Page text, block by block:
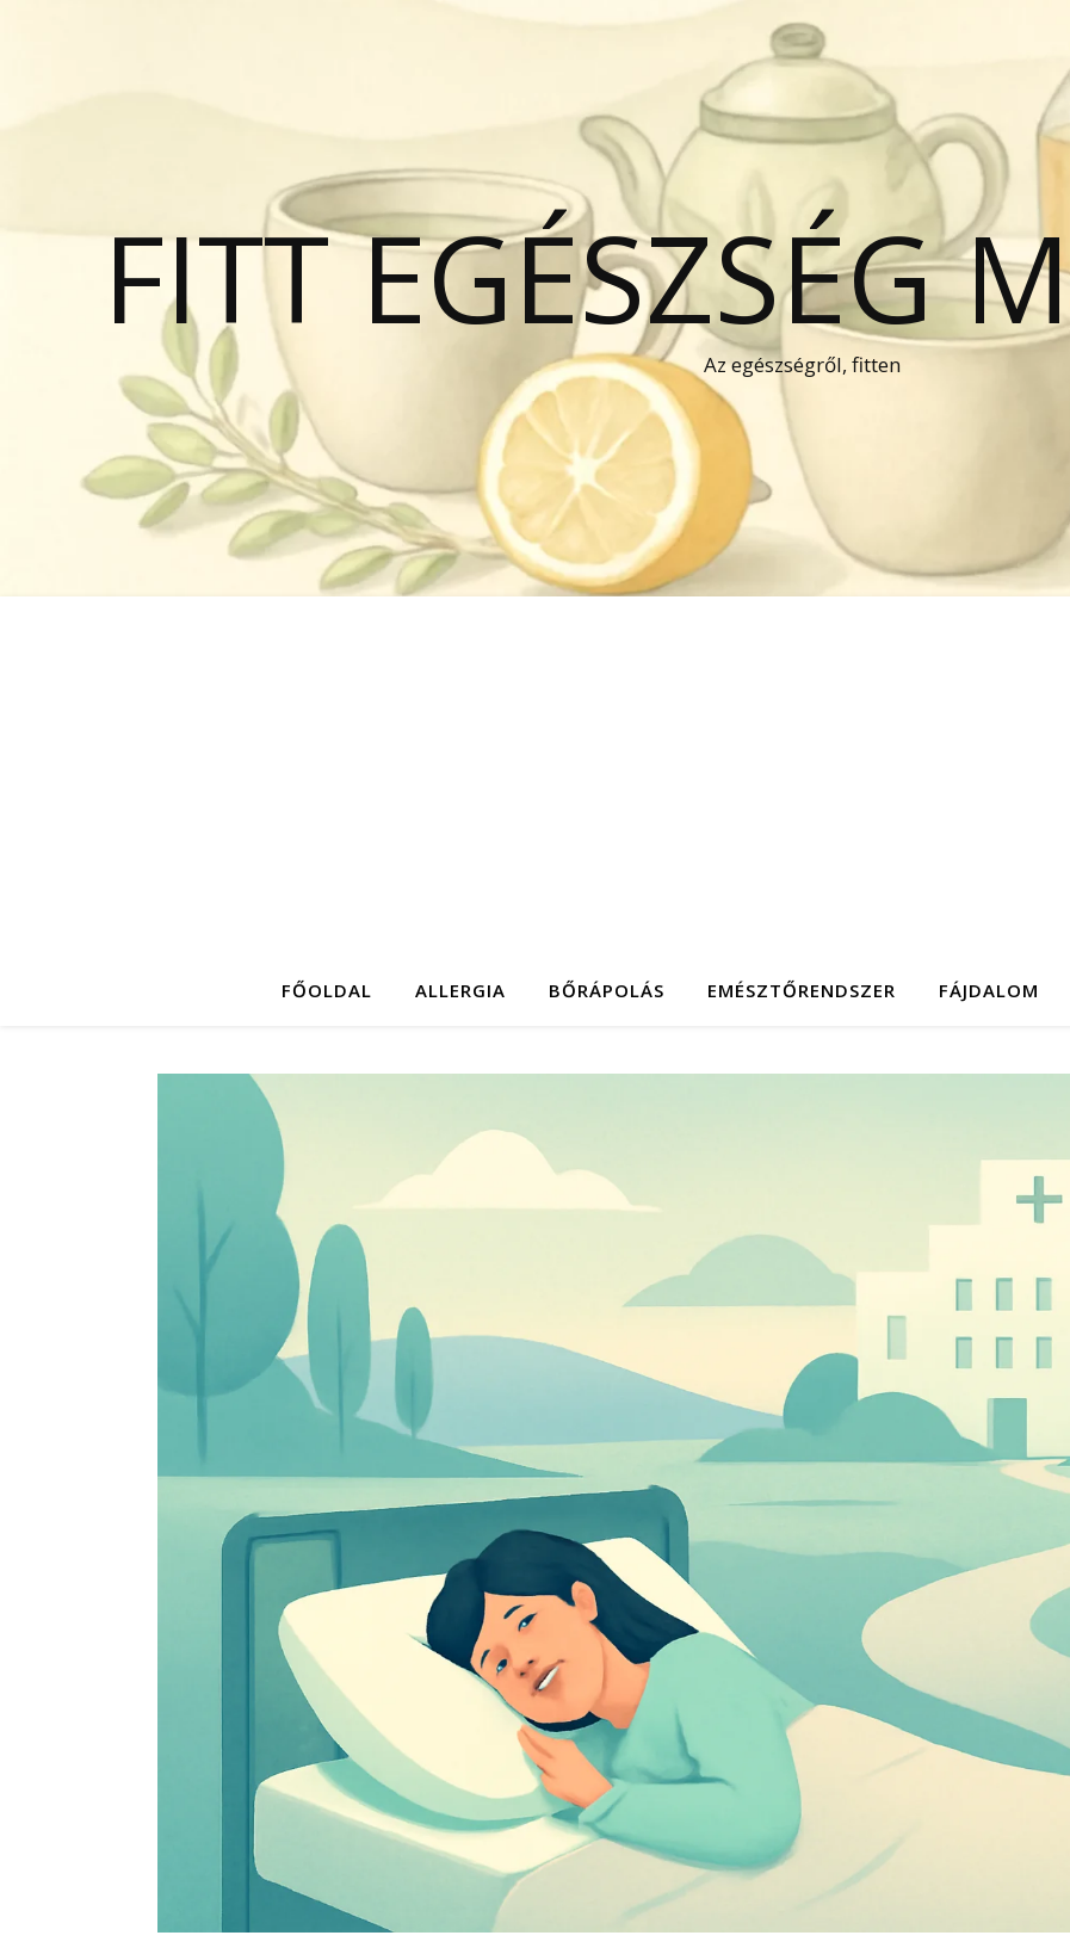
FITT EGÉSZSÉG
Az egészségről, fitten
FŐOLDAL ALLERGIA BŐRÁPOLÁS EMÉSZTŐRENDSZER FÁJDALOM